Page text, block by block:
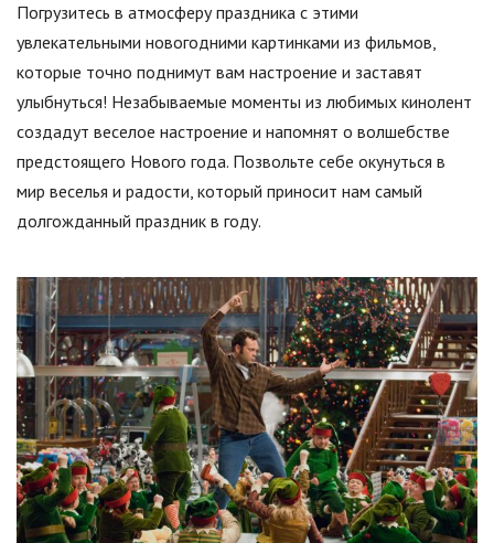
Погрузитесь в атмосферу праздника с этими
увлекательными новогодними картинками из фильмов,
которые точно поднимут вам настроение и заставят
улыбнуться! Незабываемые моменты из любимых кинолент
создадут веселое настроение и напомнят о волшебстве
предстоящего Нового года. Позвольте себе окунуться в
мир веселья и радости, который приносит нам самый
долгожданный праздник в году.